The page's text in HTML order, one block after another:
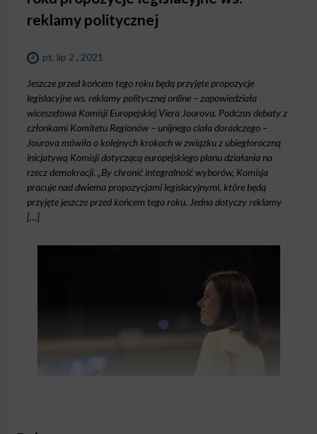
reklamy politycznej
pt. lip 2 , 2021
Jeszcze przed końcem tego roku będą przyjęte propozycje
legislacyjne ws. reklamy politycznej online – zapowiedziała
wiceszefowa Komisji Europejskiej Viera Jourova. Podczas debaty z
członkami Komitetu Regionów – unijnego ciała doradczego –
Jourova mówiła o kolejnych krokach w związku z ubiegłoroczną
inicjatywą Komisji dotyczącą europejskiego planu działania na
rzecz demokracji. „By chronić integralność wyborów, Komisja
pracuje nad dwiema propozycjami legislacyjnymi, które będą
przyjęte jeszcze przed końcem tego roku. Jedna dotyczy reklamy
[…]